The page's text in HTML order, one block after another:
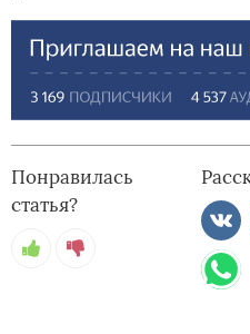
Понравилась
статья?